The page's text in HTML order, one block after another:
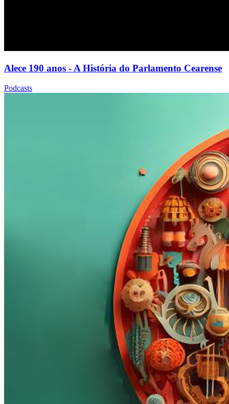
Alece 190 anos - A História do Parlamento Cearense
Podcasts